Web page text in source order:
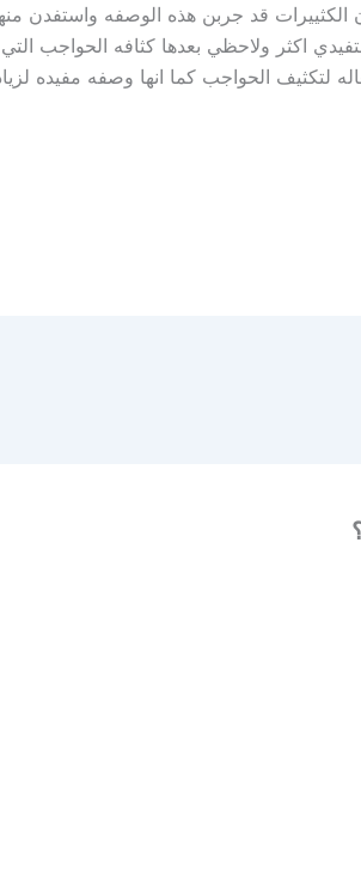
الكثييرات قد جربن هذه الوصفه واستفدن
اكثر ولاحظي بعدها كثافه الحواجب
لتكثيف الحواجب كما انها وصفه مفيده